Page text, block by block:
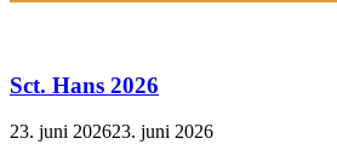
Sct. Hans 2026
23. juni 202623. juni 2026